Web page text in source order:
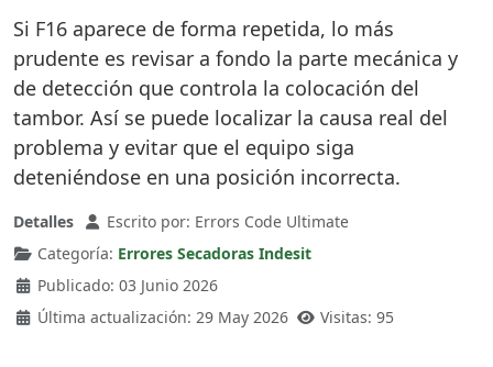
Si F16 aparece de forma repetida, lo más
prudente es revisar a fondo la parte mecánica y
de detección que controla la colocación del
tambor. Así se puede localizar la causa real del
problema y evitar que el equipo siga
deteniéndose en una posición incorrecta.
Detalles Escrito por: Errors Code Ultimate
Categoría: Errores Secadoras Indesit
Publicado: 03 Junio 2026
Última actualización: 29 May 2026
Visitas: 95